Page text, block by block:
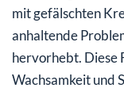
mit gefälschten
anhaltende
hervorhebt. Diese
Wachsamkeit und